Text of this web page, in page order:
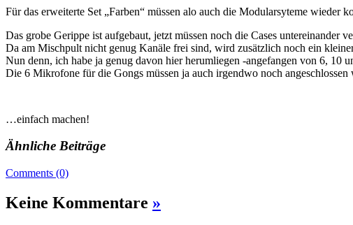
Für das erweiterte Set „Farben“ müssen alo auch die Modularsyteme wieder
Das grobe Gerippe ist aufgebaut, jetzt müssen noch die Cases untereinander
Da am Mischpult nicht genug Kanäle frei sind, wird zusätzlich noch ein
Nun denn, ich habe ja genug davon hier herumliegen -angefangen von 6, 10
Die 6 Mikrofone für die Gongs müssen ja auch irgendwo noch
…einfach machen!
Ähnliche Beiträge
Comments (0)
Keine Kommentare »